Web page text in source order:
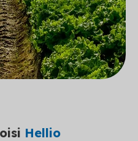
vous pouvez
Hellio